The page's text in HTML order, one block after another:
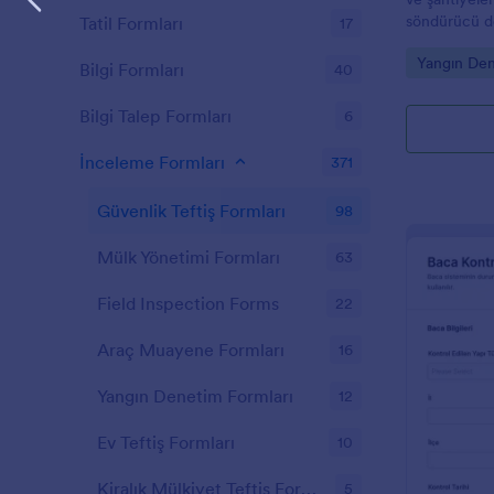
söndürücü
yanıtlarını
Go to
Yangın
Tatil Formları 17
Bilgi Formları 40
Bilgi Talep Formları 6
İnceleme Formları 371
Güvenlik Teftiş Formları 98
Mülk Yönetimi Formları 63
Field Inspection Forms 22
Araç Muayene Formları 16
Yangın Denetim Formları 12
Ev Teftiş Formları 10
Kiralık Mülkiyet Teftiş Formları 5